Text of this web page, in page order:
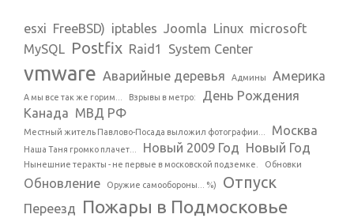
esxi FreeBSD) iptables Joomla Linux microsoft
MySQL Postfix Raid1 System Center
vmware Аварийные деревья Админы Америка
А мы все так же горим... Взрывы в метро:
День Рождения
Канада МВД РФ
Местный житель Павлово-Посада выложил фотографии... Москва
Наша Таня громко плачет... Новый 2009 Год Новый Год
Нынешние теракты - не первые в московской подземке. Обновки
Обновление Оружие самообороны... %) Отпуск
Переезд Пожары в Подмосковье